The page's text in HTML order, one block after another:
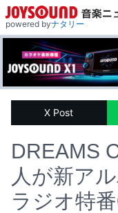
powered byナタリー
X Post
DREAMS
人が新ア
ラジオ特